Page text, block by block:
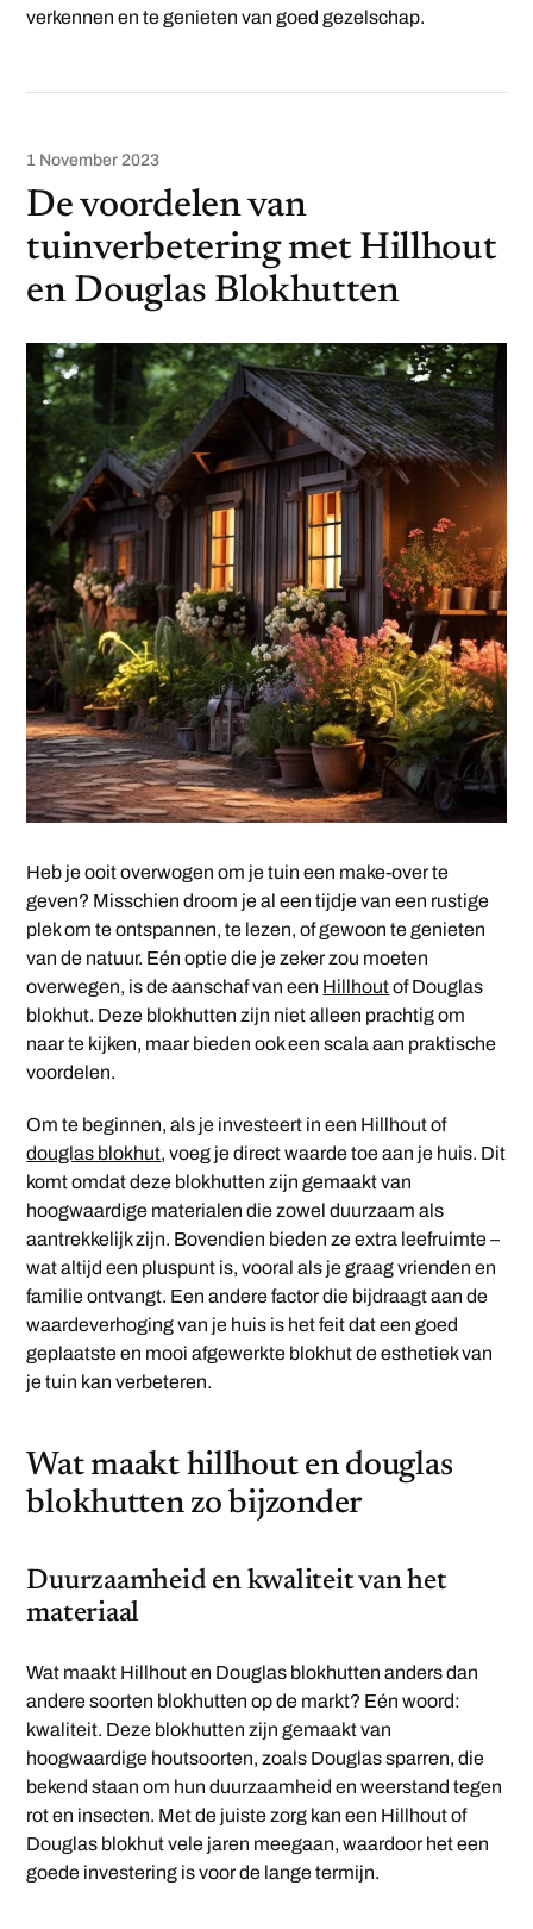
verkennen en te genieten van goed gezelschap.
1 November 2023
De voordelen van
tuinverbetering met Hillhout
en Douglas Blokhutten
Heb je ooit overwogen om je tuin een make-over te
geven? Misschien droom je al een tijdje van een rustige
plek om te ontspannen, te lezen, of gewoon te genieten
van de natuur. Eén optie die je zeker zou moeten
overwegen, is de aanschaf van een Hillhoutof Douglas
blokhut. Deze blokhutten zijn niet alleen prachtig om
naar te kijken, maar bieden ook een scala aan praktische
voordelen.
Om te beginnen, als je investeert in een Hillhout of
douglas blokhut, voeg je direct waarde toe aan je huis. Dit
komt omdat deze blokhutten zijn gemaakt van
hoogwaardige materialen die zowel duurzaam als
aantrekkelijk zijn. Bovendien bieden ze extra leefruimte –
wat altijd een pluspunt is, vooral als je graag vrienden en
familie ontvangt. Een andere factor die bijdraagt aan de
waardeverhoging van je huis is het feit dat een goed
geplaatste en mooi afgewerkte blokhut de esthetiek van
je tuin kan verbeteren.
Wat maakt hillhout en douglas
blokhutten zo bijzonder
Duurzaamheid en kwaliteit van het
materiaal
Wat maakt Hillhout en Douglas blokhutten anders dan
andere soorten blokhutten op de markt? Eén woord:
kwaliteit. Deze blokhutten zijn gemaakt van
hoogwaardige houtsoorten, zoals Douglas sparren, die
bekend staan om hun duurzaamheid en weerstand tegen
rot en insecten. Met de juiste zorg kan een Hillhout of
Douglas blokhut vele jaren meegaan, waardoor het een
goede investering is voor de lange termijn.